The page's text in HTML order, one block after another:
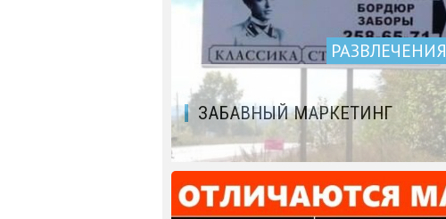
РАЗВЛЕЧЕНИЯ
ЗАБАВНЫЙ МАРКЕТИНГ